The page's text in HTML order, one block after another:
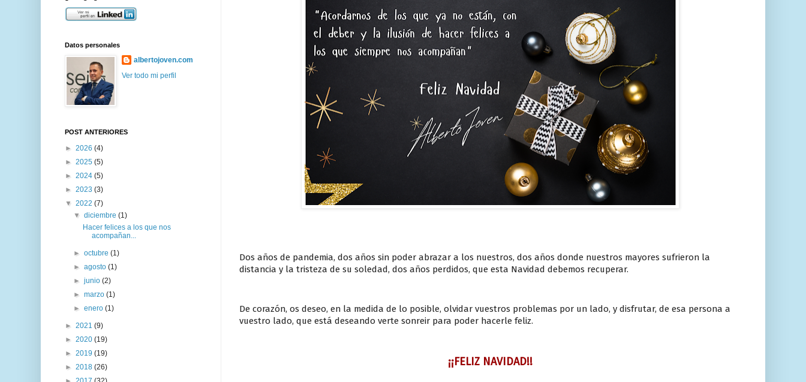
Dos años de pandemia, dos años sin poder abrazar a los nuestros, dos años donde nuestros mayores sufrieron la
distancia y la tristeza de su soledad, dos años perdidos, que esta Navidad debemos recuperar.
De corazón, os deseo, en la medida de lo posible, olvidar vuestros problemas por un lado, y disfrutar, de esa persona a
vuestro lado, que está deseando verte sonreir para poder hacerle feliz.
¡¡FELIZ NAVIDAD!!
Datos personales
albertojoven.com
Ver todo mi perfil
POST ANTERIORES
► 2026 (4)
► 2025 (5)
► 2024 (5)
► 2023 (3)
▼ 2022 (7)
▼diciembre(1)
Hacer felices a los que nos
acompañan...
►octubre(1)
►agosto(1)
►junio(2)
►marzo(1)
►enero(1)
► 2021 (9)
► 2020 (19)
► 2019 (19)
► 2018 (26)